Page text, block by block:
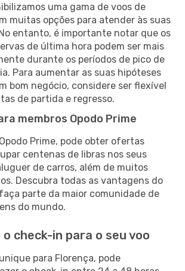
uma gama de voos de
muitas opções para atender às suas
entanto, é importante notar que os
de última hora podem ser mais
durante os períodos de pico de
Para aumentar as suas hipóteses
bom negócio, considere ser flexível
de partida e regresso.
membros Opodo Prime
Prime, pode obter ofertas
centenas de libras nos seus
de carros, além de muitos
Descubra todas as vantagens do
parte da maior comunidade de
do mundo.
check-in para o seu voo
para Florença, pode